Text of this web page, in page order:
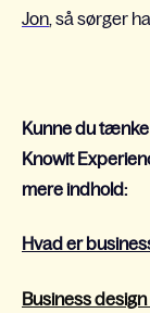
Jon, så sørger
Kunne du
Knowit
mere indhold:
Hvad er
Business